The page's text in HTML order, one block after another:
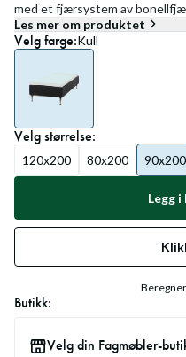
med et fjærsystem av
Les mer om produktet
Velgfarge:Kull
Velgstørrelse:
120x200 80x200 90x200
Legg
Butikk:
Velg din Fagmøbler-